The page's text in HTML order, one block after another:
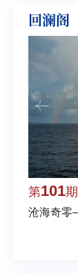
回澜阁
第101期
沧海奇